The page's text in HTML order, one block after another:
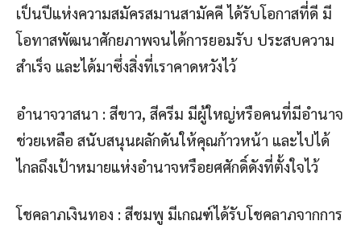
เป็นปีแห่งความสมัครสมานสามัคคี ได้รับโอกาสที่ดี มี
โอทาสพัฒนาศักยภาพจนได้การยอมรับ ประสบความ
สำเร็จ และได้มาซึ่งสิ่งที่เราคาดหวังไว้
อำนาจวาสนา : สีขาว, สีครีม มีผู้ใหญ่หรือคนที่มีอำนาจ
ช่วยเหลือ สนับสนุนผลักดันให้คุณก้าวหน้า และไปได้
ไกลถึงเป้าหมายแห่งอำนาจหรือยศศักดิ์ดังที่ตั้งใจไว้
โชคลาภเงินทอง : สีชมพู มีเกณฑ์ได้รับโชคลาภจากการ